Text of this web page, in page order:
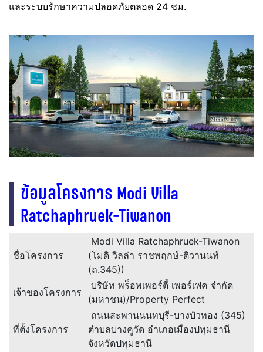
และระบบรักษาความปลอดภัยตลอด 24 ชม.
ข้อมูลโครงการ Modi Villa
Ratchaphruek-Tiwanon
ชื่อโครงการ
Modi Villa Ratchaphruek-Tiwanon
(โมดิ วิลล่า ราชพฤกษ์-ติวานนท์
(ถ.345))
เจ้าของโครงการ
บริษัท พร็อพเพอร์ตี้ เพอร์เฟค จำกัด
(มหาชน)/Property Perfect
ที่ตั้งโครงการ
ถนนสะพานนนทบุรี-บางบัวทอง (345)
ตำบลบางคูวัด อำเภอเมืองปทุมธานี
จังหวัดปทุมธานี